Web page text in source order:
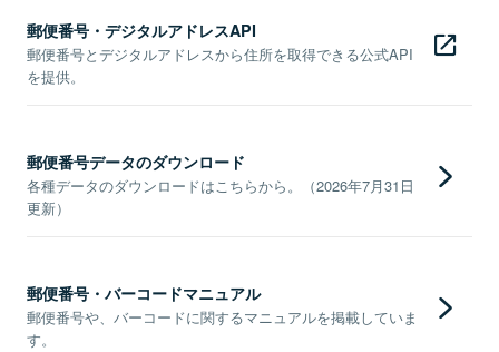
郵便番号・デジタルアドレスAPI
郵便番号とデジタルアドレスから住所を取得できる公式API
を提供。
郵便番号データのダウンロード
各種データのダウンロードはこちらから。（2026年7月31日
更新）
郵便番号・バーコードマニュアル
郵便番号や、バーコードに関するマニュアルを掲載していま
す。